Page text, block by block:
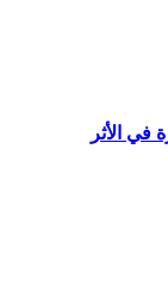
في الأثر